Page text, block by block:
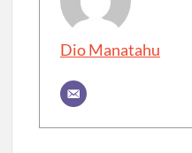
Dio Manatahu